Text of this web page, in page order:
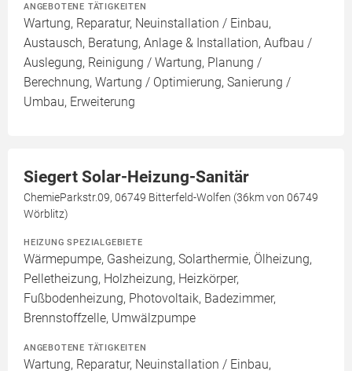
ANGEBOTENE TÄTIGKEITEN
Wartung, Reparatur, Neuinstallation / Einbau,
Austausch, Beratung, Anlage & Installation, Aufbau /
Auslegung, Reinigung / Wartung, Planung /
Berechnung, Wartung / Optimierung, Sanierung /
Umbau, Erweiterung
Siegert Solar-Heizung-Sanitär
ChemieParkstr.09, 06749 Bitterfeld-Wolfen (36km von 06749
Wörblitz)
HEIZUNG SPEZIALGEBIETE
Wärmepumpe, Gasheizung, Solarthermie, Ölheizung,
Pelletheizung, Holzheizung, Heizkörper,
Fußbodenheizung, Photovoltaik, Badezimmer,
Brennstoffzelle, Umwälzpumpe
ANGEBOTENE TÄTIGKEITEN
Wartung, Reparatur, Neuinstallation / Einbau,